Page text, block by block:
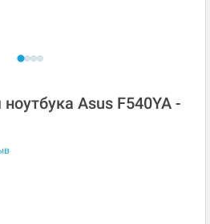
Asus F540YA -